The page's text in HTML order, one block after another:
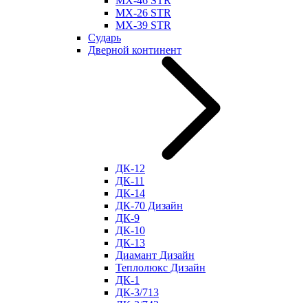
МХ-26 STR
МХ-39 STR
Сударь
Дверной континент
ДК-12
ДК-11
ДК-14
ДК-70 Дизайн
ДК-9
ДК-10
ДК-13
Диамант Дизайн
Теплолюкс Дизайн
ДК-1
ДК-3/713